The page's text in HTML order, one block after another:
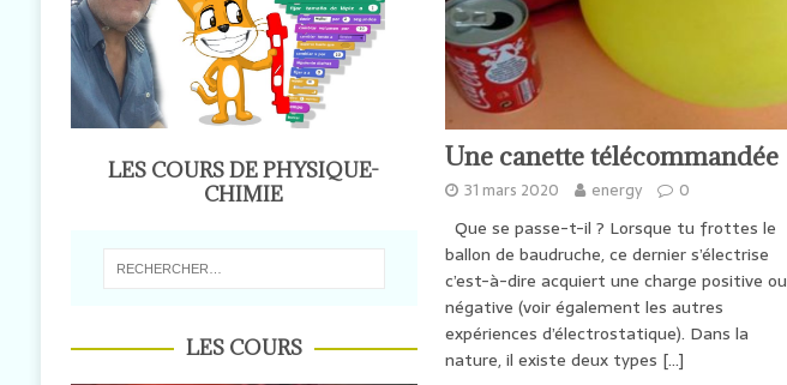
[ 22 mai 2026 ] energy_sciences-TV الفاعل الاجتماعي: « المايسترو » والجسر الرابط بين الرعاية الطبية والنجاة في الأزمات
الصحية بالمغرب
ENERGY_SCIENCES-TV
Une canette télécommandée
31 mars 2020 energy 0
Que se passe-t-il ? Lorsque tu frottes le
ballon de baudruche, ce dernier s’électrise
c’est-à-dire acquiert une charge positive ou
négative (voir également les autres
expériences d’électrostatique). Dans la
nature, il existe deux types […]
LES COURS DE PHYSIQUE-
CHIMIE
LES COURS